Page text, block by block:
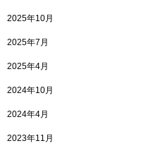
2025年10月
2025年7月
2025年4月
2024年10月
2024年4月
2023年11月